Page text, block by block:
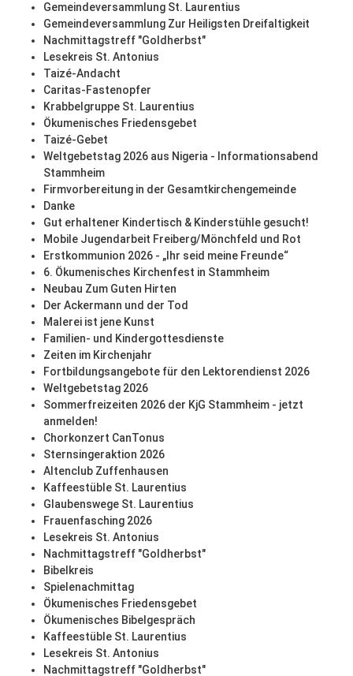
Gemeindeversammlung St. Laurentius
Gemeindeversammlung Zur Heiligsten Dreifaltigkeit
Nachmittagstreff "Goldherbst"
Lesekreis St. Antonius
Taizé-Andacht
Caritas-Fastenopfer
Krabbelgruppe St. Laurentius
Ökumenisches Friedensgebet
Taizé-Gebet
Weltgebetstag 2026 aus Nigeria - Informationsabend
Stammheim
Firmvorbereitung in der Gesamtkirchengemeinde
Danke
Gut erhaltener Kindertisch & Kinderstühle gesucht!
Mobile Jugendarbeit Freiberg/Mönchfeld und Rot
Erstkommunion 2026 - „Ihr seid meine Freunde“
6. Ökumenisches Kirchenfest in Stammheim
Neubau Zum Guten Hirten
Der Ackermann und der Tod
Malerei ist jene Kunst
Familien- und Kindergottesdienste
Zeiten im Kirchenjahr
Fortbildungsangebote für den Lektorendienst 2026
Weltgebetstag 2026
Sommerfreizeiten 2026 der KjG Stammheim - jetzt
anmelden!
Chorkonzert CanTonus
Sternsingeraktion 2026
Altenclub Zuffenhausen
Kaffeestüble St. Laurentius
Glaubenswege St. Laurentius
Frauenfasching 2026
Lesekreis St. Antonius
Nachmittagstreff "Goldherbst"
Bibelkreis
Spielenachmittag
Ökumenisches Friedensgebet
Ökumenisches Bibelgespräch
Kaffeestüble St. Laurentius
Lesekreis St. Antonius
Nachmittagstreff "Goldherbst"